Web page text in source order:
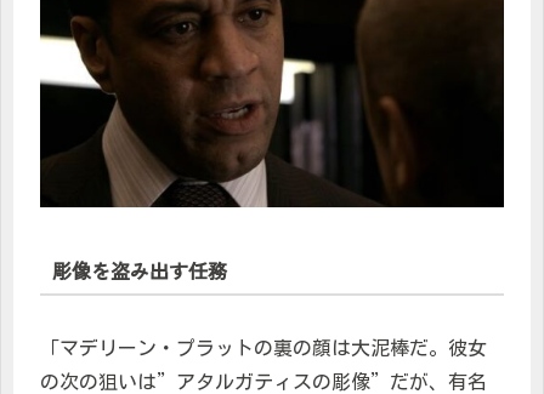
彫像を盗み出す任務
「マデリーン・プラットの裏の顔は大泥棒だ。彼女
の次の狙いは”アタルガティスの彫像”だが、有名